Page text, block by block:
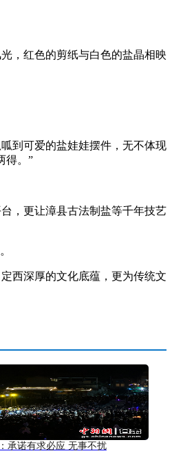
，红色的剪纸与白色的盐晶相映
到可爱的盐娃娃摆件，无不体现
得。”
，更让漳县古法制盐等千年技艺
西深厚的文化底蕴，更为传统文
承诺有求必应 无事不扰